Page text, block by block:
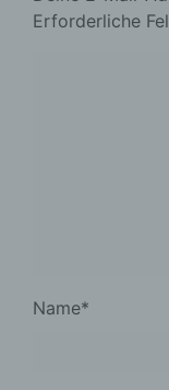
Erforderliche
Name*